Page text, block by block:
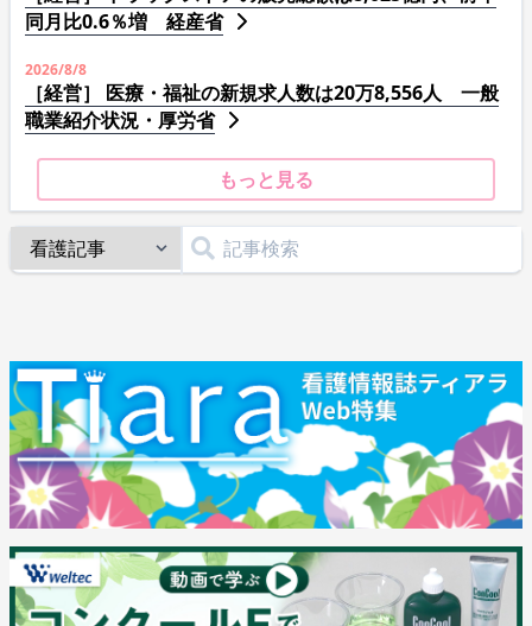
同月比0.6％増 経産省
2026/8/8
［経営］ 医療・福祉の新規求人数は20万8,556人 一般
職業紹介状況・厚労省
もっと見る